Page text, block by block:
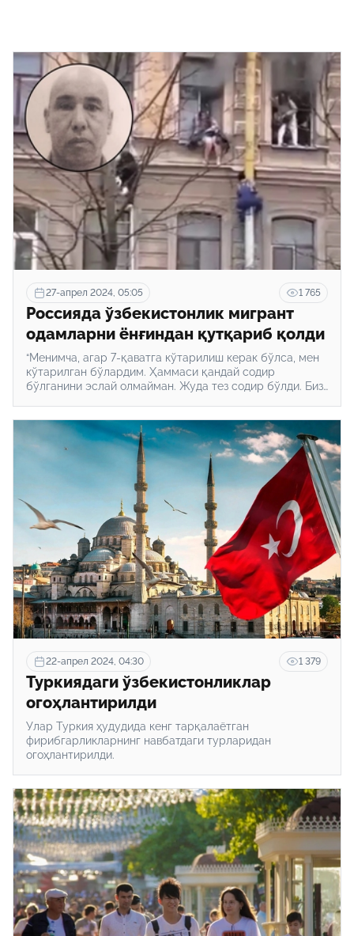
27-апрел 2024, 05:05 1 765
Россияда ўзбекистонлик мигрант
одамларни ёнғиндан қутқариб қолди
“Менимча, агар 7-қаватга кўтарилиш керак бўлса, мен
кўтарилган бўлардим. Ҳаммаси қандай содир
бўлганини эслай олмайман. Жуда тез содир бўлди. Биз
22-апрел 2024, 04:30 1 379
Туркиядаги ўзбекистонликлар
огоҳлантирилди
Улар Туркия ҳудудида кенг тарқалаётган
фирибгарликларнинг навбатдаги турларидан
огоҳлантирилди.